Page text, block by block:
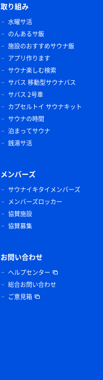
取り組み
水曜サ活
のんあるサ飯
施設のおすすめサウナ飯
アプリ作ります
サウナ楽しむ検索
サバス 移動型サウナバス
サバス 2号車
カプセルトイ サウナキット
サウナの時間
泊まってサウナ
銭湯サ活
メンバーズ
サウナイキタイメンバーズ
メンバーズロッカー
協賛施設
協賛募集
お問い合わせ
ヘルプセンター
総合お問い合わせ
ご意見箱